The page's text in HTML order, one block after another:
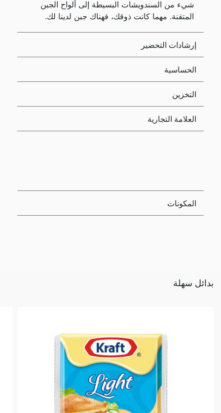
شيء من السندويشات البسيطة إلى ألواح الجبن
المتقنة. مهما كانت ذوقك، فهناك جبن لدينا لك.
إرشادات التحضير
الحساسية
التخزين
العلامة التجارية
المكونات
بدائل سهلة